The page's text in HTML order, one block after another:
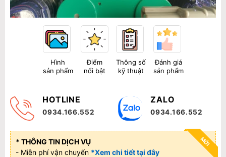
Hình
sản phẩm
Điểm
nổi bật
Thông số
kỹ thuật
Đánh giá
sản phẩm
HOTLINE
0934.166.552
ZALO
0934.166.552
MỚI
* THÔNG TIN DỊCH VỤ
- Miễn phí vận chuyển *Xem chi tiết tại đây